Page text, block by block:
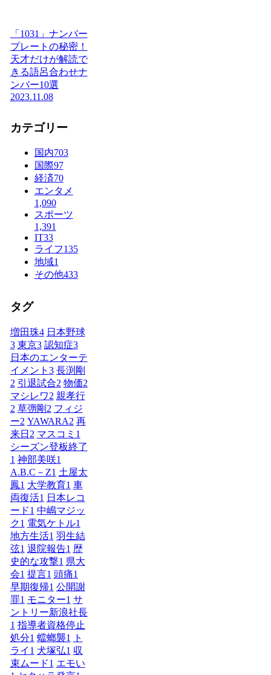
「1031」ナンバー
プレートの秘密！
天才だけが解読で
きる語呂合わせナ
ンバー10選
2023.11.08
カテゴリー
国内703
国際97
経済70
エンタメ
1,090
スポーツ
1,391
IT33
ライフ135
地域1
その他433
タグ
増田珠4 日本野球
3 東京3 認知症3
日本のエンターテ
イメント 3 長渕剛
2 引退試合2 物価2
マシレワ2 親孝行
2 草彅剛 2 フィジ
ー2 YAWARA2 再
来日 2 マスコミ 1
シーズン登板終了
1 神部美咲1
A.B.C－Z1 土屋太
鳳1 大学教育1 車
両復活1 日本レコ
ード1 中嶋マジッ
ク1 電気ケトル1
地方生活1 羽生結
弦1 退院報告1 歴
史的な攻撃1 県大
会1 提言1 頭痛1
早期復帰1 公開謝
罪1 モニター1 サ
ントリー新浪社長
1 指導者資格停止
処分1 蟷螂襲1
ト
ライ 1 犬塚弘1 収
束ムード1 エモい